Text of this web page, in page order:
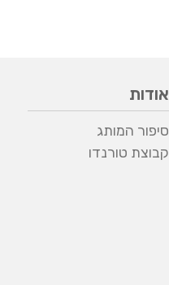
אודות
סיפור המותג
קבוצת טורנדו